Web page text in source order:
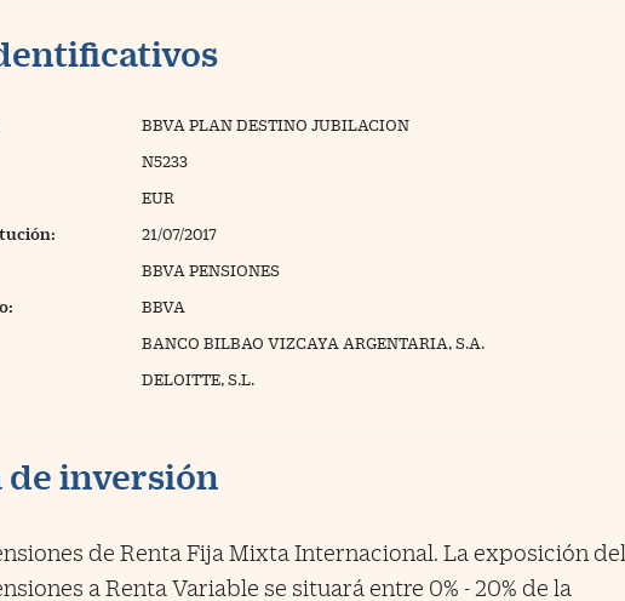
BBVA PLAN DESTINO JUBILACION
N5233
EUR
21/07/2017
BBVA PENSIONES
BBVA
BANCO BILBAO VIZCAYA ARGENTARIA, S.A.
DELOITTE, S.L.
inversión
de Renta Fija Mixta Internacional. La exposición del
a Renta Variable se situará entre 0% - 20% de la